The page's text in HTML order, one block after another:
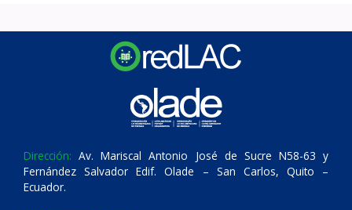
Dirección: Av. Mariscal Antonio José de Sucre N58-63 y
Fernández Salvador Edif. Olade – San Carlos, Quito –
Ecuador.